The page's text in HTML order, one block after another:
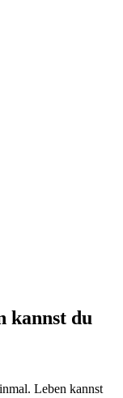
kannst du
Leben kannst